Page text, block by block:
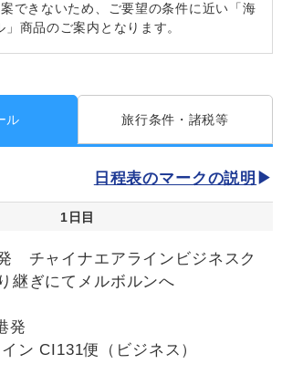
できないため、ご要望の条件に近い「海
商品のご案内となります。
ル 旅行条件・諸税等
日程表のマークの説明
1日目
チャイナエアラインビジネスク
継ぎにてメルボルンへ
発
ン CI131便（ビジネス）